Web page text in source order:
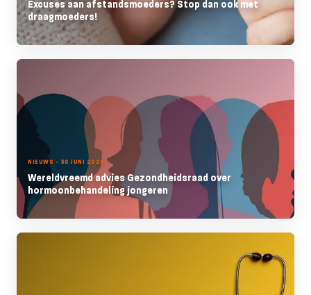
Excuses aan afstandsmoeders? Stop dan ook met
draagmoeders!
NIEUWS - 30 JUNI 2026
Wereldvreemd advies Gezondheidsraad over
hormoonbehandeling jongeren